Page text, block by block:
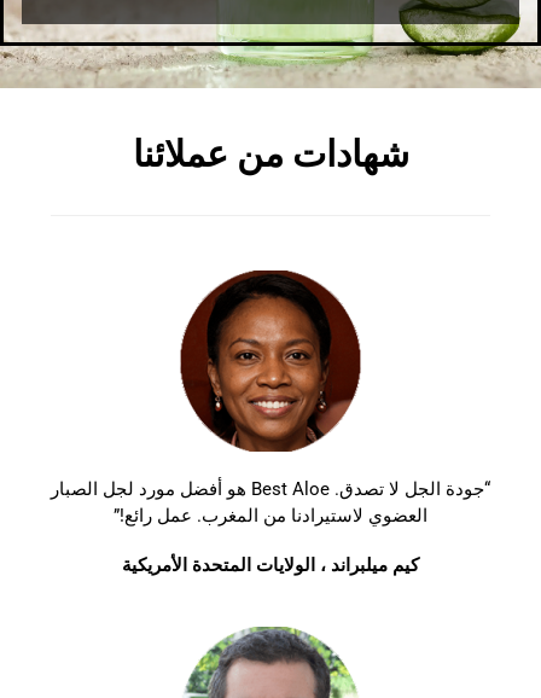
شهادات من عملائنا
“جودة الجل لا تصدق. Best Aloe هو أفضل مورد لجل الصبار
العضوي لاستيرادنا من المغرب. عمل رائع!”
كيم ميلبراند ، الولايات المتحدة الأمريكية